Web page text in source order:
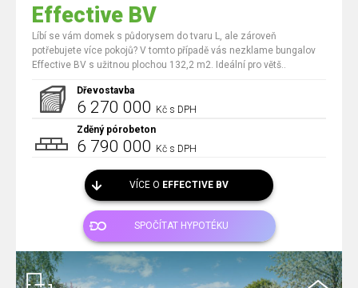
Effective BV
Líbí se vám domek s půdorysem do tvaru L, ale zároveň
potřebujete více pokojů? V tomto případě vás nezklame bungalov
Effective BV s užitnou plochou 132,2 m2. Ideální pro větš..
Dřevostavba
6 270 000 Kč s DPH
Zděný pórobeton
6 790 000 Kč s DPH
VÍCE O EFFECTIVE BV
SPOČÍTAT HYPOTÉKU